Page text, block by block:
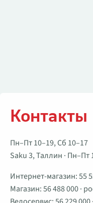
Контакты
Пн–Пт 10–19, Сб 10–17
Saku 3, Таллин · Пн–Пт
Интернет-магазин:55
Магазин:56 488 000·